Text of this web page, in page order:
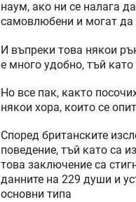
наум, ако ни се налага
самовлюбени и могат
И въпреки това някои
е много удобно, тъй
Но все пак, както
някои хора, които се
Според британските
поведение, тъй като са
това заключение са
данните на 229 души и
основни типа